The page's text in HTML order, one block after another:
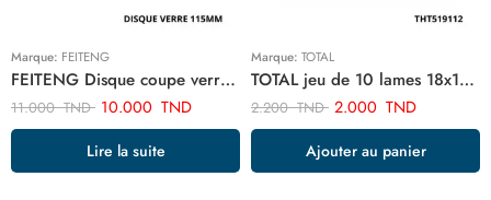
Marque: FEITENG
FEITENG Disque coupe verre 115mm ART03015
11.000TND 10.000 TND
Lire la suite
Marque: TOTAL
TOTAL jeu de 10 lames 18x100mm THT519112
2.200TND 2.000 TND
Ajouter au panier